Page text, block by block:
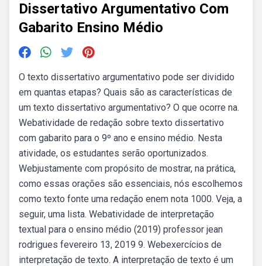
Dissertativo Argumentativo Com
Gabarito Ensino Médio
O texto dissertativo argumentativo pode ser dividido
em quantas etapas? Quais são as características de
um texto dissertativo argumentativo? O que ocorre na.
Webatividade de redação sobre texto dissertativo
com gabarito para o 9º ano e ensino médio. Nesta
atividade, os estudantes serão oportunizados.
Webjustamente com propósito de mostrar, na prática,
como essas orações são essenciais, nós escolhemos
como texto fonte uma redação enem nota 1000. Veja, a
seguir, uma lista. Webatividade de interpretação
textual para o ensino médio (2019) professor jean
rodrigues fevereiro 13, 2019 9. Webexercícios de
interpretação de texto. A interpretação de texto é um